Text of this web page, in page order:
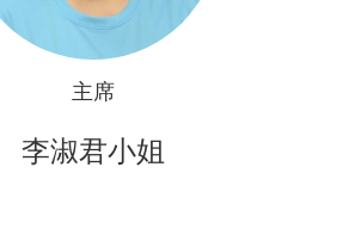
主席
李淑君小姐